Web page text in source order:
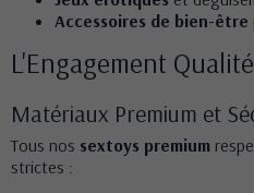
Accessoires de bien-être
L'Engagement
Matériaux Premium et
Tous nos sextoys premium
strictes :